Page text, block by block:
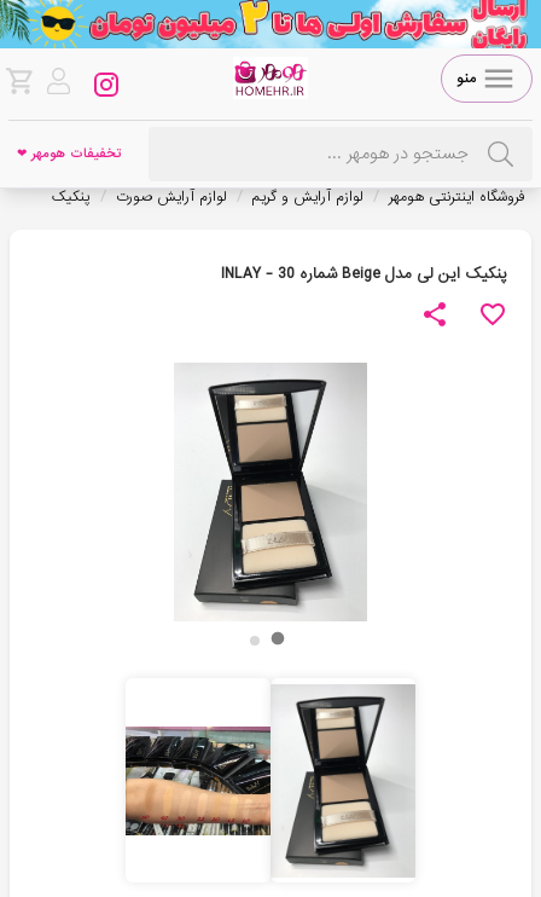
منو
تخفیفات هومهر ❤
فروشگاه اینترنتی هومهر / لوازم آرایش و گریم / لوازم آرایش صورت / پنکیک
پنکیک این لی مدل Beige شماره 30 - INLAY